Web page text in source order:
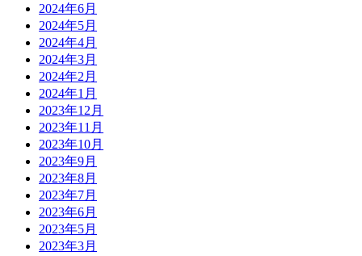
2024年6月
2024年5月
2024年4月
2024年3月
2024年2月
2024年1月
2023年12月
2023年11月
2023年10月
2023年9月
2023年8月
2023年7月
2023年6月
2023年5月
2023年3月